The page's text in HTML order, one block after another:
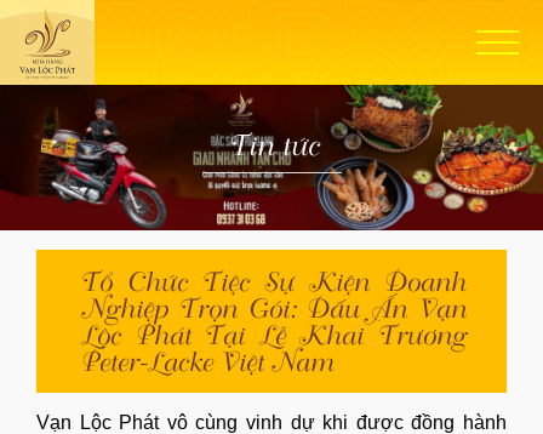
Tin tức
Tổ Chức Tiệc Sự Kiện Doanh
Nghiệp Trọn Gói: Dấu Ấn Vạn
Lộc Phát Tại Lễ Khai Trương
Peter-Lacke Việt Nam
Vạn Lộc Phát vô cùng vinh dự khi được đồng hành